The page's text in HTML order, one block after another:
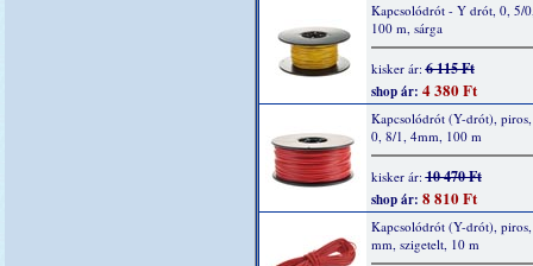
Kapcsolódrót - Y drót, 0, 5/
100 m, sárga
kisker ár:6 115 Ft
shop ár: 4 380 Ft
Kapcsolódrót (Y-drót), piros,
0, 8/1, 4mm, 100 m
kisker ár:10 470 Ft
shop ár: 8 810 Ft
Kapcsolódrót (Y-drót),
mm, szigetelt, 10 m